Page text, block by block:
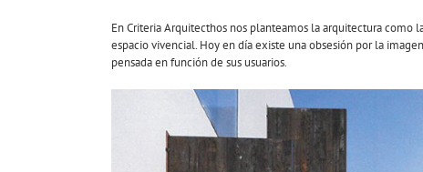
En Criteria Arquitecthos nos planteamos la arquitectura como
espacio vivencial. Hoy en día existe una obsesión por la
pensada en función de sus usuarios.